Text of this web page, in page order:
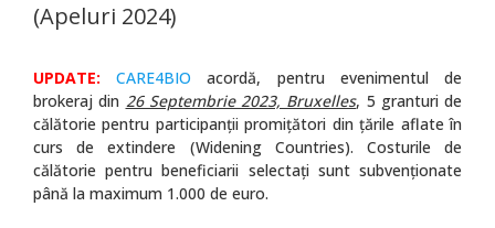
(Apeluri 2024)
UPDATE: CARE4BIO acordă, pentru evenimentul de
brokeraj din 26 Septembrie 2023, Bruxelles, 5 granturi de
călătorie pentru participanții promițători din țările aflate în
curs de extindere (Widening Countries). Costurile de
călătorie pentru beneficiarii selectați sunt subvenționate
până la maximum 1.000 de euro.